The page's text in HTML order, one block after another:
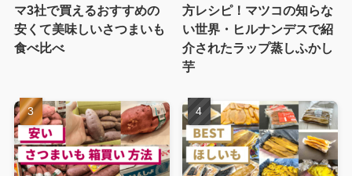
マ3社で買えるおすすめの
安くて美味しいさつまいも
食べ比べ
方レシピ！マツコの知らな
い世界・ヒルナンデスで紹
介されたラップ蒸しふかし
芋